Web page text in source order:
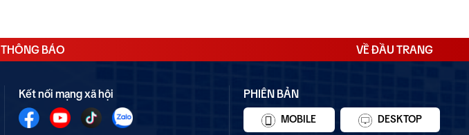
THÔNG BÁO VỀ ĐẦU TRANG
Kết nối mạng xã hội PHIÊN BẢN
MOBILE DESKTOP